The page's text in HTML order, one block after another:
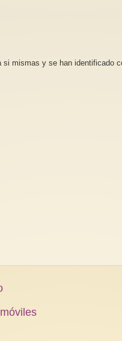
mismas y se han identificado